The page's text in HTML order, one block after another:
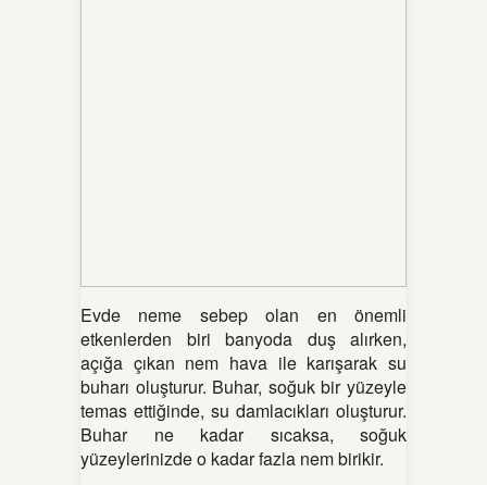
Evde neme sebep olan en önemli
etkenlerden biri banyoda duş alırken,
açığa çıkan nem hava ile karışarak su
buharı oluşturur. Buhar, soğuk bir yüzeyle
temas ettiğinde, su damlacıkları oluşturur.
Buhar ne kadar sıcaksa, soğuk
yüzeylerinizde o kadar fazla nem birikir.